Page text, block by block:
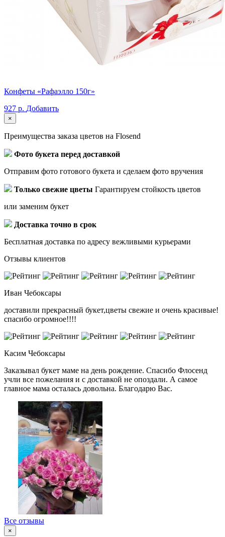
Конфеты «Рафаэлло 150г»
927 р. Добавить
×
Преимущества заказа цветов на Flosend
Фото букета перед доставкой
Отправим фото готового букета и сделаем фото вручения
Только свежие цветы Гарантируем стойкость цветов
или заменим букет
Доставка точно в срок
Бесплатная доставка по адресу вежливыми курьерами
Отзывы клиентов
Иван Чебоксары
доставили прекрасный букет,цветы свежие и очень красивые!
спасибо огромное!!!!
Касим Чебоксары
Заказывал букет маме на день рождение. Спасибо Флосенд
учли все пожелания и с доставкой не опоздали. А самое
главное мама осталась довольна. Благодарю Вас.
Все отзывы
×